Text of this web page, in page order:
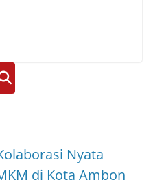
Nyata
di Kota Ambon